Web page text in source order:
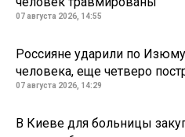
07 августа 2026, 14:55
Россияне ударили по
человека, еще четверо
07 августа 2026, 14:29
В Киеве для больницы